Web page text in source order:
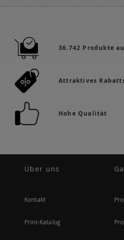
36.742 Produkte
Attraktives
Hohe Qualität
Über uns
Kontakt
Print-Katalog